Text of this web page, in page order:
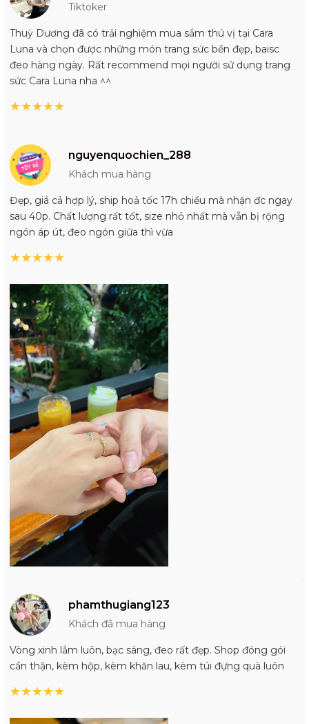
Tiktoker
Thuỳ Dương đã có trải nghiệm mua sắm thú vị tại Cara
Luna và chọn được những món trang sức bền đẹp, baisc
đeo hàng ngày. Rất recommend mọi người sử dụng trang
sức Cara Luna nha ^^
★★★★★
nguyenquochien_288
Khách mua hàng
Đẹp, giá cả hợp lý, ship hoả tốc 17h chiều mà nhận đc ngay
sau 40p. Chất lượng rất tốt, size nhỏ nhất mà vẫn bị rộng
ngón áp út, đeo ngón giữa thì vừa
★★★★★
phamthugiang123
Khách đã mua hàng
Vòng xinh lắm luôn, bạc sáng, đeo rất đẹp. Shop đóng gói
cẩn thận, kèm hộp, kèm khăn lau, kèm túi đựng quà luôn
★★★★★